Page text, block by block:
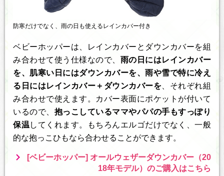
防寒だけでなく、雨の日も使えるレインカバー付き
ベビーホッパーは、レインカバーとダウンカバーを組
み合わせて使う仕様なので、 雨の日にはレインカバー
を、肌寒い日にはダウンカバーを、雨や雪で特に冷え
る日にはレインカバー＋ダウンカバーを 、それぞれ組
み合わせで使えます。カバー表面にポケットが付いて
いるので、 抱っこしているママやパパの手もすっぽり
保温 してくれます。もちろんエルゴだけでなく、一般
的な抱っこひもなら合わせることができます。
[ベビーホッパー] オールウェザーダウンカバー（20
18年モデル）のご購入はこちら